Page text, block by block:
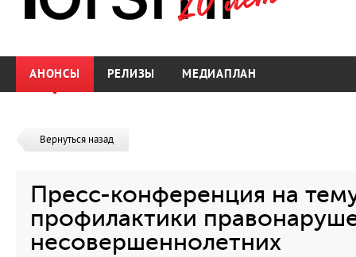
АНОНСЫ РЕЛИЗЫ МЕДИАПЛАН
Вернуться назад
Пресс-конференция на
профилактики
несовершеннолетних